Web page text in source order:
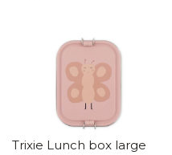
Trixie Lunch box large